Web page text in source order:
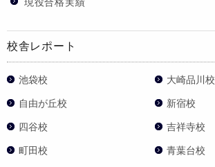
校舎レポート
池袋校 大崎品川校
自由が丘校 新宿校
四谷校 吉祥寺校
町田校 青葉台校